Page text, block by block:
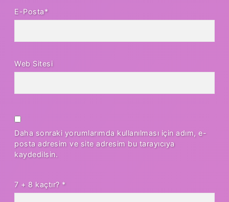
E-Posta*
Web Sitesi
Daha sonraki yorumlarımda kullanılması için adım, e-
posta adresim ve site adresim bu tarayıcıya
kaydedilsin.
7 + 8 kaçtır? *